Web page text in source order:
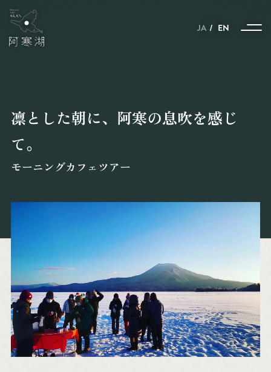
JA EN
雪と氷に包まれた、
ポートタウン釧路と
ガストロノミーというわけ。
体験・アクティビティ
宿泊施設
カスタムメイド
モデルルート
凛とした朝に、阿寒の息吹を感じ
て。
モーニングカフェツアー